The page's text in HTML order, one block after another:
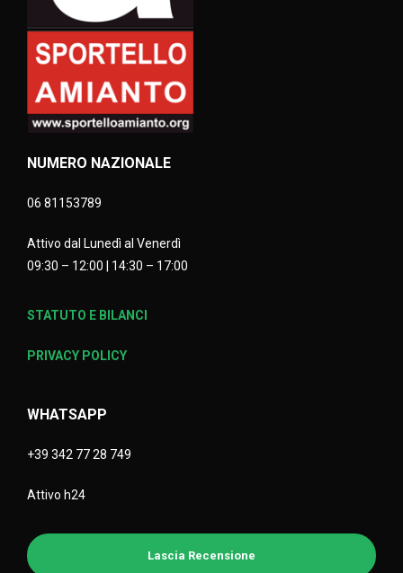
NUMERO NAZIONALE
06 81153789
Attivo dal Lunedì al Venerdì
09:30 – 12:00 | 14:30 – 17:00
STATUTO E BILANCI
PRIVACY POLICY
WHATSAPP
+39 342 77 28 749
Attivo h24
Lascia Recensione